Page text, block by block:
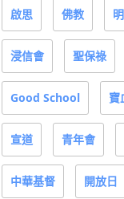
啟思 佛教
浸信會 聖保祿
Good School 寶
宣道 青年會
中華基督 開放日